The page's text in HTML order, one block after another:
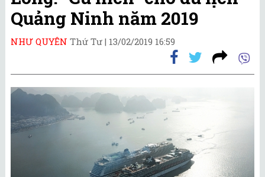
Quảng Ninh năm 2019
NHƯ QUYÊN Thứ Tư | 13/02/2019 16:59